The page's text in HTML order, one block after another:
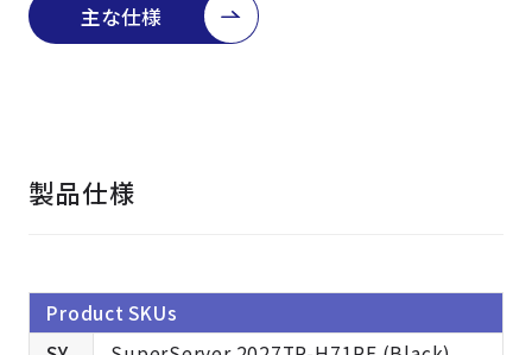
主な仕様
製品仕様
Product SKUs